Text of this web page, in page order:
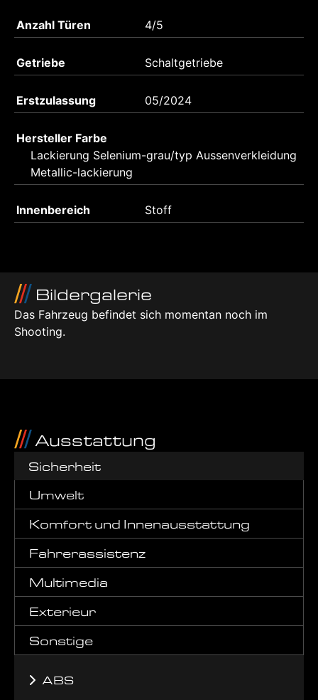
Anzahl Türen 4/5
Getriebe Schaltgetriebe
Erstzulassung 05/2024
Hersteller Farbe
Lackierung Selenium-grau/typ Aussenverkleidung
Metallic-lackierung
Innenbereich Stoff
Bildergalerie
Das Fahrzeug befindet sich momentan noch im
Shooting.
Ausstattung
Sicherheit
Umwelt
Komfort und Innenausstattung
Fahrerassistenz
Multimedia
Exterieur
Sonstige
ABS